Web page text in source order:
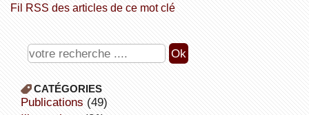
Fil RSS des articles de ce mot clé
CATÉGORIES
publications (49)